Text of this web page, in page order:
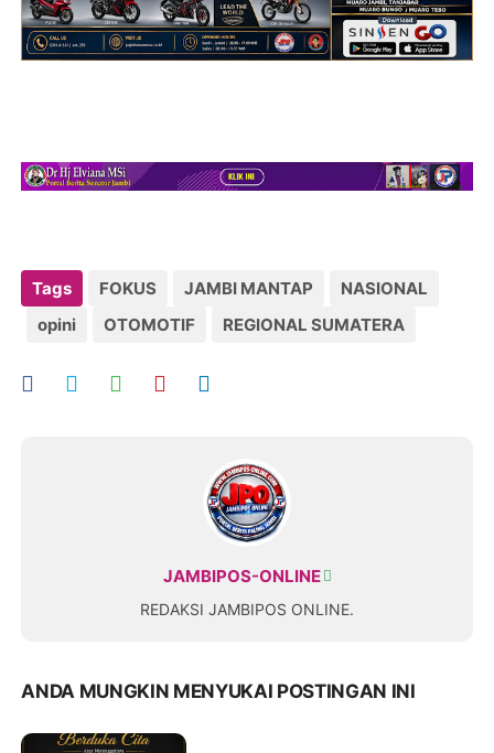
Tags FOKUS JAMBI MANTAP
NASIONAL
opini
OTOMOTIF REGIONAL SUMATERA
JAMBIPOS-ONLINE
REDAKSI JAMBIPOS ONLINE.
ANDA MUNGKIN MENYUKAI POSTINGAN INI